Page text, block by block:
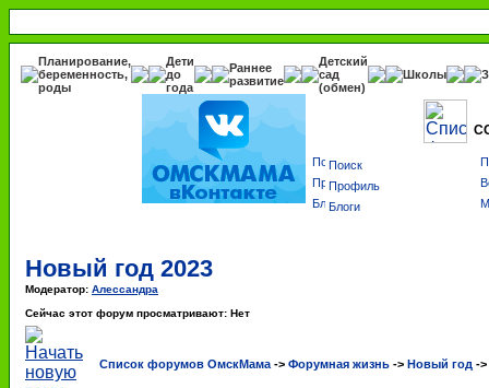
Планирование,
беременность,
роды
Дети
до
года
Раннее
развитие
Детский
сад
(обмен)
Школы
Поиск
Профиль
Блоги
Новый год 2023
Модератор: Алессандра
Сейчас этот форум просматривают: Нет
Список форумов ОмскМама -> Форумная жизнь -> Новый год ->